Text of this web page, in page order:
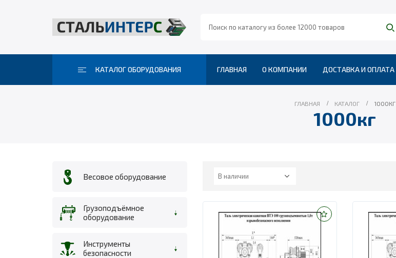
КАТАЛОГ ОБОРУДОВАНИЯ ГЛАВНАЯ О КОМПАНИИ ДОСТАВКА И ОПЛАТА
ГЛАВНАЯ КАТАЛОГ 1000КГ
1000кг
Весовое оборудование
Грузоподъёмное
оборудование
Инструменты
безопасности